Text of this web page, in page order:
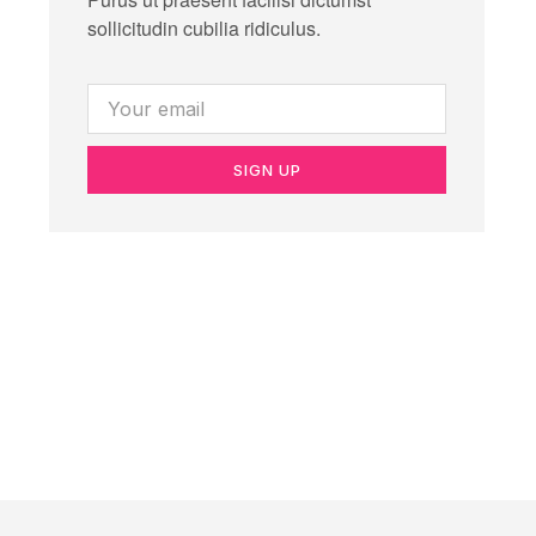
sollicitudin cubilia ridiculus.
SIGN UP